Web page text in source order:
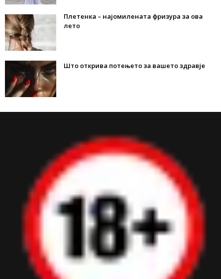
Плетенка – најомилената фризура за ова
лето
Што открива потењето за вашето здравје